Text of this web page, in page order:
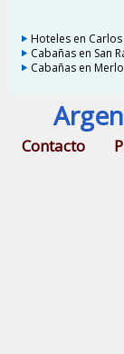
Hoteles en Carlos
Cabañas en San
Cabañas en Merlo
Contacto